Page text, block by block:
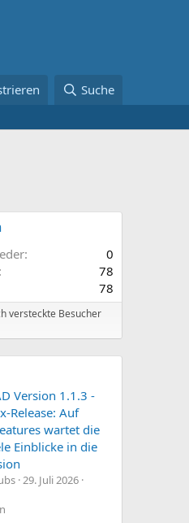
Suche
0
78
78
versteckte Besucher
Version 1.1.3 -
Release: Auf
wartet die
Einblicke in die
29. Juli 2026